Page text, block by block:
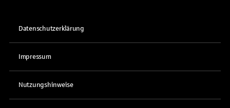
Datenschutzerklärung
Impressum
Nutzungshinweise